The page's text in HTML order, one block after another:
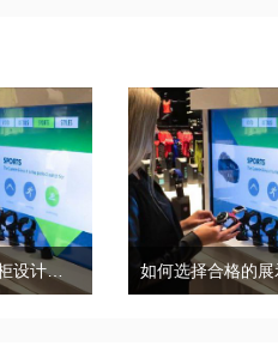
商场珠宝展示柜设计需要考虑三个因素和细节